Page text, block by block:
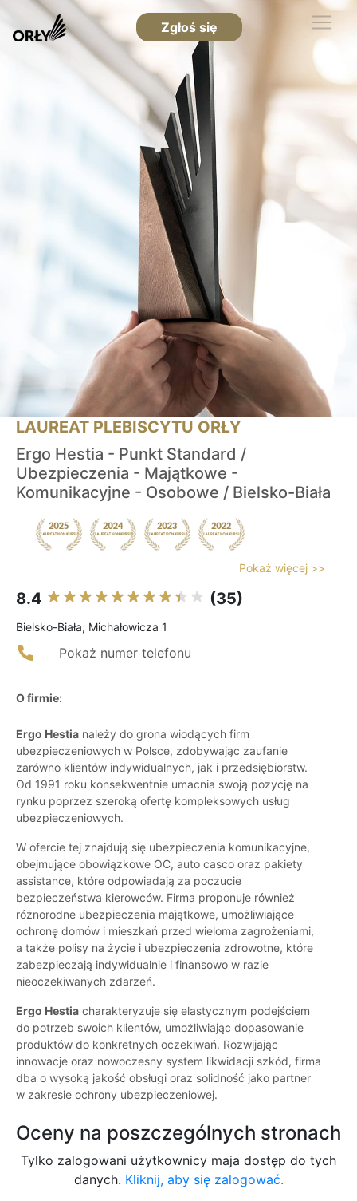
Zgłoś się
LAUREAT PLEBISCYTU ORŁY
Ergo Hestia - Punkt Standard /
Ubezpieczenia - Majątkowe -
Komunikacyjne - Osobowe / Bielsko-Biała
Pokaż więcej >>
8.4 (35)
Bielsko-Biała, Michałowicza 1
Pokaż numer telefonu
O firmie:
Ergo Hestia należy do grona wiodących firm
ubezpieczeniowych w Polsce, zdobywając zaufanie
zarówno klientów indywidualnych, jak i przedsiębiorstw.
Od 1991 roku konsekwentnie umacnia swoją pozycję na
rynku poprzez szeroką ofertę kompleksowych usług
ubezpieczeniowych.
W ofercie tej znajdują się ubezpieczenia komunikacyjne,
obejmujące obowiązkowe OC, auto casco oraz pakiety
assistance, które odpowiadają za poczucie
bezpieczeństwa kierowców. Firma proponuje również
różnorodne ubezpieczenia majątkowe, umożliwiające
ochronę domów i mieszkań przed wieloma zagrożeniami,
a także polisy na życie i ubezpieczenia zdrowotne, które
zabezpieczają indywidualnie i finansowo w razie
nieoczekiwanych zdarzeń.
Ergo Hestia charakteryzuje się elastycznym podejściem
do potrzeb swoich klientów, umożliwiając dopasowanie
produktów do konkretnych oczekiwań. Rozwijając
innowacje oraz nowoczesny system likwidacji szkód, firma
dba o wysoką jakość obsługi oraz solidność jako partner
w zakresie ochrony ubezpieczeniowej.
Oceny na poszczególnych stronach
Tylko zalogowani użytkownicy maja dostęp do tych
danych. Kliknij, aby się zalogować.